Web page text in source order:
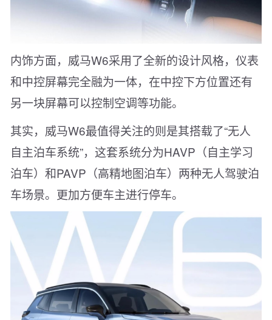
内饰方面，威马W6采用了全新的设计风格，仪表
和中控屏幕完全融为一体，在中控下方位置还有
另一块屏幕可以控制空调等功能。
其实，威马W6最值得关注的则是其搭载了“无人
自主泊车系统”，这套系统分为HAVP（自主学习
泊车）和PAVP（高精地图泊车）两种无人驾驶泊
车场景。更加方便车主进行停车。